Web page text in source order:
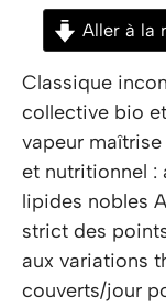
Aller à la
Classique
collective bio
vapeur
et nutritionnel :
lipides nobles
strict des
aux variations
couverts/jour